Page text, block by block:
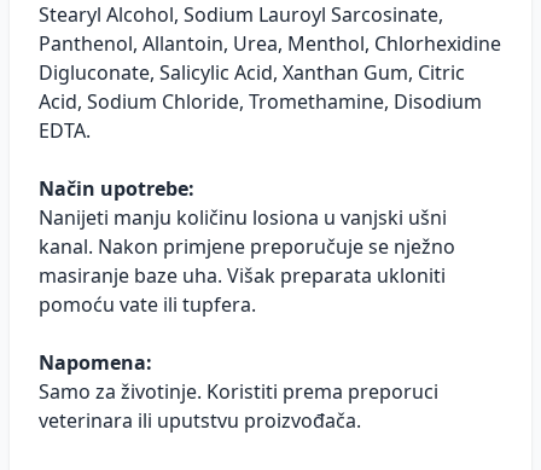
Stearyl Alcohol, Sodium Lauroyl Sarcosinate,
Panthenol, Allantoin, Urea, Menthol, Chlorhexidine
Digluconate, Salicylic Acid, Xanthan Gum, Citric
Acid, Sodium Chloride, Tromethamine, Disodium
EDTA.
Način upotrebe:
Nanijeti manju količinu losiona u vanjski ušni
kanal. Nakon primjene preporučuje se nježno
masiranje baze uha. Višak preparata ukloniti
pomoću vate ili tupfera.
Napomena:
Samo za životinje. Koristiti prema preporuci
veterinara ili uputstvu proizvođača.